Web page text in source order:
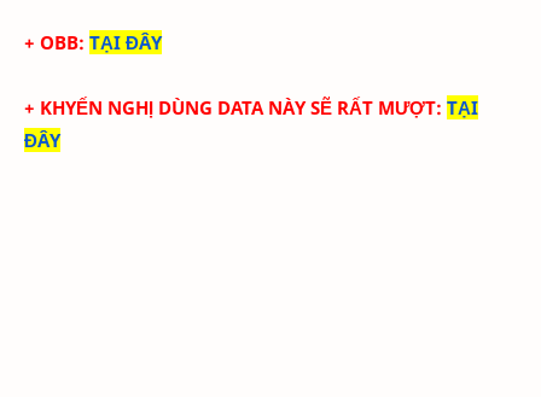
+ OBB: TẠI ĐÂY
+ KHYẾN NGHỊ DÙNG DATA NÀY SẼ RẤT MƯỢT: TẠI
ĐÂY